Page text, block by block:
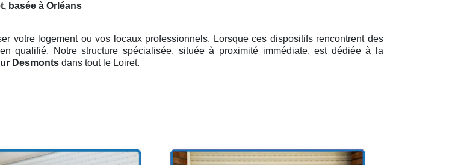
basée à Orléans
votre logement ou vos locaux professionnels. Lorsque ces dispositifs rencontrent des
qualifié. Notre structure spécialisée, située à proximité immédiate, est dédiée à la
Desmonts dans tout le Loiret.